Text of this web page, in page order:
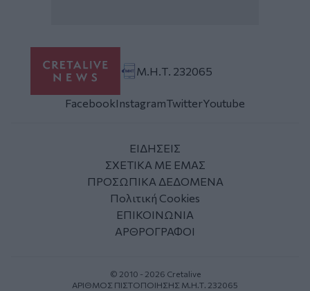
Μ.Η.Τ. 232065
FacebookInstagramTwitterYoutube
ΕΙΔΗΣΕΙΣ
ΣΧΕΤΙΚΑ ΜΕ ΕΜΑΣ
ΠΡΟΣΩΠΙΚΑ ΔΕΔΟΜΕΝΑ
Πολιτική Cookies
ΕΠΙΚΟΙΝΩΝΙΑ
ΑΡΘΡΟΓΡΑΦΟΙ
© 2010 - 2026 Cretalive
ΑΡΙΘΜΟΣ ΠΙΣΤΟΠΟΙΗΣΗΣ Μ.Η.Τ. 232065